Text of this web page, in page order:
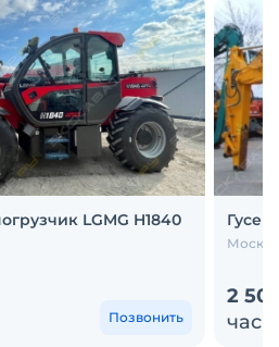
LGMG H1840
Позвонить
Москва
2
час